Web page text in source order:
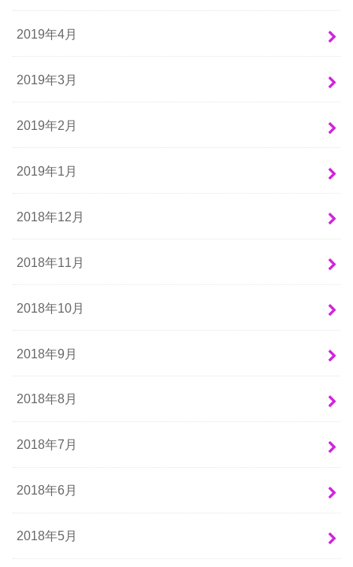
2019年4月
2019年3月
2019年2月
2019年1月
2018年12月
2018年11月
2018年10月
2018年9月
2018年8月
2018年7月
2018年6月
2018年5月